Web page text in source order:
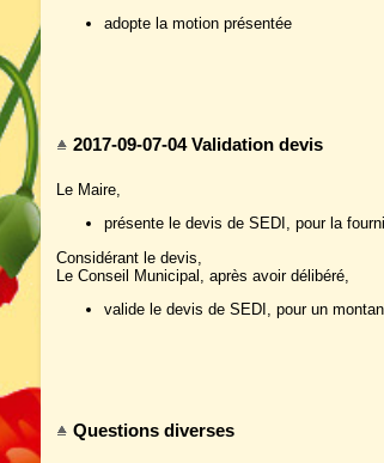
adopte la motion présentée
2017-09-07-04 Validation devis
Le Maire,
présente le devis de SEDI, pour la
Considérant le devis,
Le Conseil Municipal, après avoir délibéré,
valide le devis de SEDI, pour un
Questions diverses